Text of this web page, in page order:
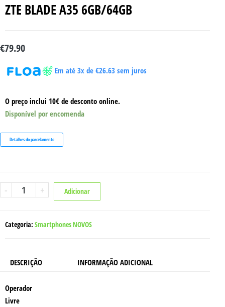
ZTE BLADE A35 6GB/64GB
€79.90
Em até 3x de €26.63sem juros
O preço inclui 10€ de desconto online.
Disponível por encomenda
Detalhes do parcelamento
- Quantidade
ZTE
6GB/64GB
+ Adicionar
Categoria: Smartphones NOVOS
DESCRIÇÃO INFORMAÇÃO ADICIONAL
Operador
Livre